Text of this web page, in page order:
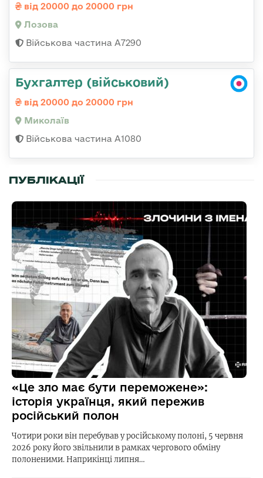
від 20000 до 20000 грн
Лозова
Військова частина А7290
Бухгалтер (військовий)
від 20000 до 20000 грн
Миколаїв
Військова частина А1080
ПУБЛІКАЦІЇ
«Це зло має бути переможене»:
історія українця, який пережив
російський полон
Чотири роки він перебував у російському полоні, 5 червня
2026 року його звільнили в рамках чергового обміну
полоненими. Наприкінці липня…